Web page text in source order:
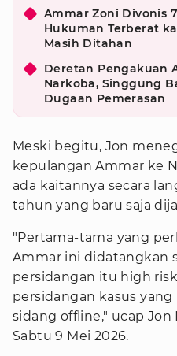
Ammar Zoni Divonis
Hukuman Terberat
Masih Ditahan
Deretan Pengakuan
Narkoba, Singgung
Dugaan Pemerasan
Meski begitu, Jon
kepulangan Ammar ke
ada kaitannya secara
tahun yang baru saja
"Pertama-tama yang
Ammar ini didatangkan
persidangan itu high
persidangan kasus
sidang offline," ucap
Sabtu 9 Mei 2026.